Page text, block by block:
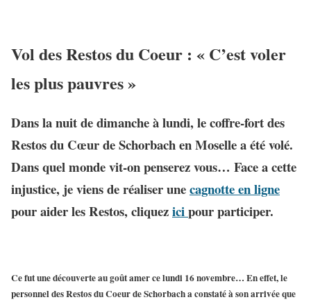
Vol des Restos du Coeur : « C’est voler
les plus pauvres »
Dans la nuit de dimanche à lundi, le coffre-fort des
Restos du Cœur de Schorbach en Moselle a été volé.
Dans quel monde vit-on penserez vous… Face a cette
injustice, je viens de réaliser unecagnotte en ligne
pour aider les Restos, cliquezicipour participer.
Ce fut une découverte au goût amer ce lundi 16 novembre… En effet, le
personnel des Restos du Coeur de Schorbach a constaté à son arrivée que